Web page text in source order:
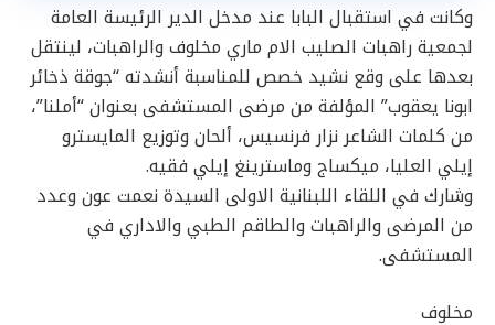
وكانت في استقبال البابا عند مدخل الدير الرئيسة العامة
لجمعية راهبات الصليب الام ماري مخلوف والراهبات، لينتقل
بعدها على وقع نشيد خصص للمناسبة أنشدته “جوقة ذخائر
ابونا يعقوب” المؤلفة من مرضى المستشفى بعنوان “أملنا”،
من كلمات الشاعر نزار فرنسيس، ألحان وتوزيع المايسترو
إيلي العليا، ميكساج وماسترينغ إيلي فقيه.
وشارك في اللقاء اللبنانية الاولى السيدة نعمت عون وعدد
من المرضى والراهبات والطاقم الطبي والاداري في
المستشفى.
مخلوف